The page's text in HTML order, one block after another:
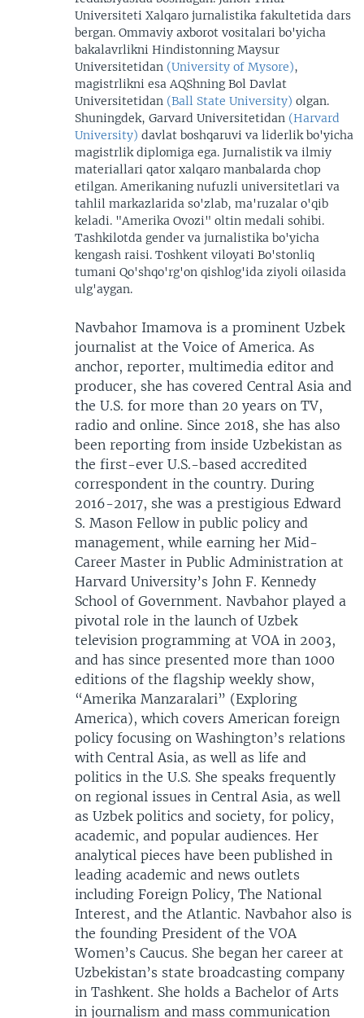
Universiteti Xalqaro jurnalistika fakultetida dars
bergan. Ommaviy axborot vositalari bo'yicha
bakalavrlikni Hindistonning Maysur
Universitetidan (University of Mysore),
magistrlikni esa AQShning Bol Davlat
Universitetidan (Ball State University) olgan.
Shuningdek, Garvard Universitetidan (Harvard
University) davlat boshqaruvi va liderlik bo'yicha
magistrlik diplomiga ega. Jurnalistik va ilmiy
materiallari qator xalqaro manbalarda chop
etilgan. Amerikaning nufuzli universitetlari va
tahlil markazlarida so'zlab, ma'ruzalar o'qib
keladi. "Amerika Ovozi" oltin medali sohibi.
Tashkilotda gender va jurnalistika bo'yicha
kengash raisi. Toshkent viloyati Bo'stonliq
tumani Qo'shqo'rg'on qishlog'ida ziyoli oilasida
ulg'aygan.
Navbahor Imamova is a prominent Uzbek
journalist at the Voice of America. As
anchor, reporter, multimedia editor and
producer, she has covered Central Asia and
the U.S. for more than 20 years on TV,
radio and online. Since 2018, she has also
been reporting from inside Uzbekistan as
the first-ever U.S.-based accredited
correspondent in the country. During
2016-2017, she was a prestigious Edward
S. Mason Fellow in public policy and
management, while earning her Mid-
Career Master in Public Administration at
Harvard University’s John F. Kennedy
School of Government. Navbahor played a
pivotal role in the launch of Uzbek
television programming at VOA in 2003,
and has since presented more than 1000
editions of the flagship weekly show,
“Amerika Manzaralari” (Exploring
America), which covers American foreign
policy focusing on Washington’s relations
with Central Asia, as well as life and
politics in the U.S. She speaks frequently
on regional issues in Central Asia, as well
as Uzbek politics and society, for policy,
academic, and popular audiences. Her
analytical pieces have been published in
leading academic and news outlets
including Foreign Policy, The National
Interest, and the Atlantic. Navbahor also is
the founding President of the VOA
Women’s Caucus. She began her career at
Uzbekistan’s state broadcasting company
in Tashkent. She holds a Bachelor of Arts
in journalism and mass communication